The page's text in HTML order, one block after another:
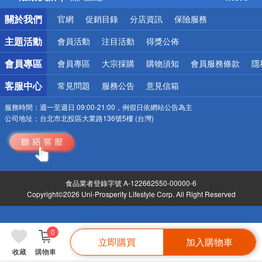
收藏 購物車
0
立即購買 加入購物車
銀行優惠
偏遠地區配送
詐騙網頁！請小心！
關於我們
官網 促銷目錄 分店資訊 保險服務
主題活動 會員活動 注目活動 得獎公佈
會員專區 會員專區 大宗採購 購物須知 會員服務條款 隱
客服中心 常見問題 服務公告 意見信箱
服務時間： 週一至週日 09:00-21:00，例假日依網站公告為主
公司地址： 台北市北投區大業路136號5樓 (台灣)
食品業者登錄字號 A-122662550-00000-6
Copyright©2026 Uni-Prosperity Lifestyle Corp. All Right Reserved